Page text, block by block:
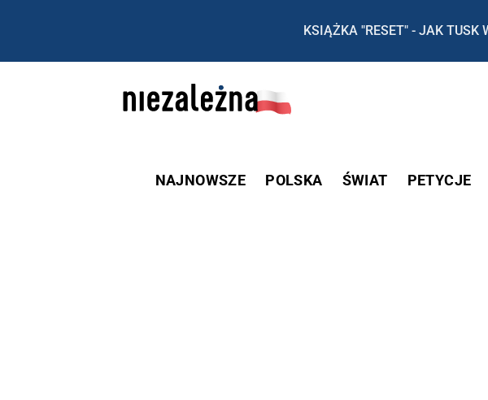
KSIĄŻKA "RESET" - JAK TUSK
NAJNOWSZE POLSKA ŚWIAT PETYCJE